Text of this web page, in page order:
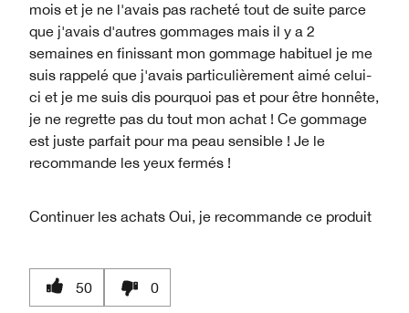
mois et je ne l'avais pas racheté tout de suite parce
que j'avais d'autres gommages mais il y a 2
semaines en finissant mon gommage habituel je me
suis rappelé que j'avais particulièrement aimé celui-
ci et je me suis dis pourquoi pas et pour être honnête,
je ne regrette pas du tout mon achat ! Ce gommage
est juste parfait pour ma peau sensible ! Je le
recommande les yeux fermés !
Continuer les achats Oui, je recommande ce produit
50 0